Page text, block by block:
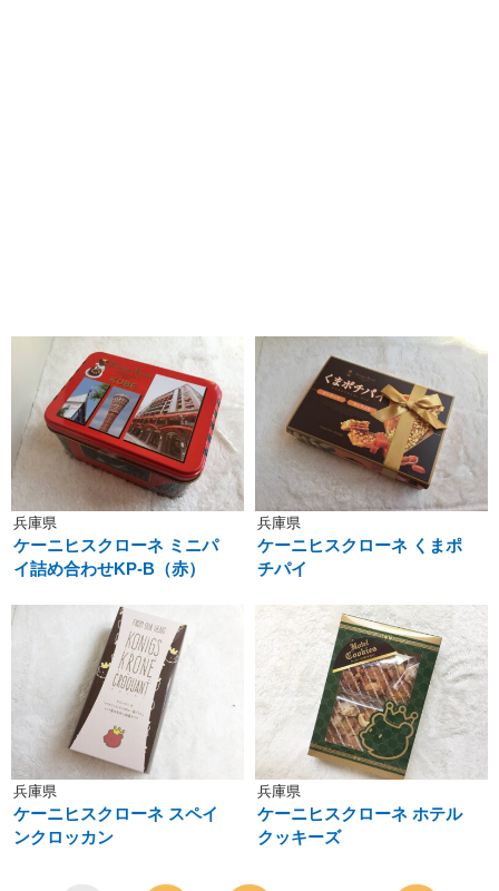
兵庫県
ケーニヒスクローネ ミニパ
イ詰め合わせKP-B（赤）
兵庫県
ケーニヒスクローネ くまポ
チパイ
兵庫県
ケーニヒスクローネ スペイ
ンクロッカン
兵庫県
ケーニヒスクローネ ホテル
クッキーズ